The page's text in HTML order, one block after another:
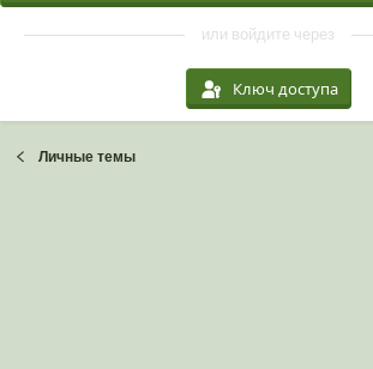
или войдите через
Ключ доступа
Личные темы